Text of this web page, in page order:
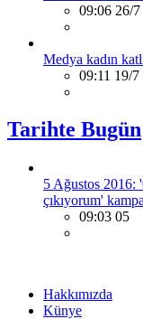
09:06 26/7
Medya kadın
09:11 19/7
Tarihte Bugün
5 Ağustos 2016:
çıkıyorum'
09:03 05
Hakkımızda
Künye